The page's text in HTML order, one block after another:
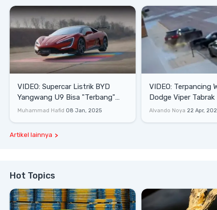
VIDEO: Supercar Listrik BYD
Yangwang U9 Bisa "Terbang"
Lewati Rintangan
Muhammad Hafid 08 Jan, 2025
VIDEO: Terpancing
Dodge Viper Tabrak
Saat Burnout
Alvando Noya 22 Apr,
Artikel lainnya
Hot Topics